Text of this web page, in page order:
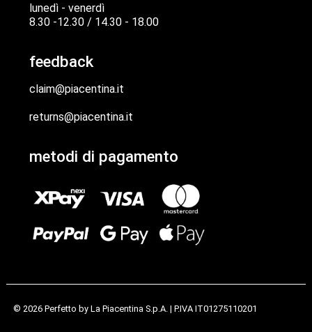
lunedì - venerdì
8.30 -12.30 / 14.30 - 18.00
feedback
claim@piacentina.it
returns@piacentina.it
metodi di pagamento
© 2026 Perfetto by La Piacentina S.p.A.| P.IVA IT01275110201